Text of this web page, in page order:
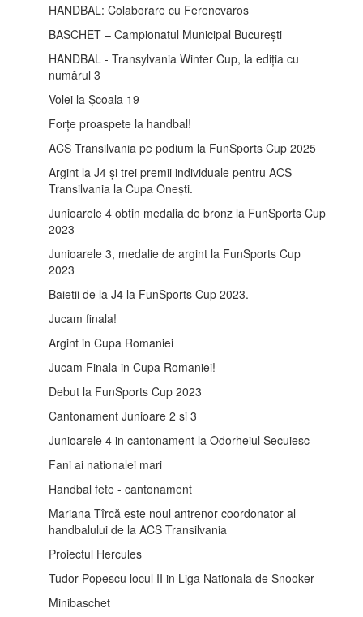
HANDBAL: Colaborare cu Ferencvaros
BASCHET – Campionatul Municipal București
HANDBAL - Transylvania Winter Cup, la ediția cu
numărul 3
Volei la Școala 19
Forțe proaspete la handbal!
ACS Transilvania pe podium la FunSports Cup 2025
Argint la J4 și trei premii individuale pentru ACS
Transilvania la Cupa Onești.
Junioarele 4 obtin medalia de bronz la FunSports Cup
2023
Junioarele 3, medalie de argint la FunSports Cup
2023
Baietii de la J4 la FunSports Cup 2023.
Jucam finala!
Argint in Cupa Romaniei
Jucam Finala in Cupa Romaniei!
Debut la FunSports Cup 2023
Cantonament Junioare 2 si 3
Junioarele 4 in cantonament la Odorheiul Secuiesc
Fani ai nationalei mari
Handbal fete - cantonament
Mariana Tîrcă este noul antrenor coordonator al
handbalului de la ACS Transilvania
Proiectul Hercules
Tudor Popescu locul II in Liga Nationala de Snooker
Minibaschet